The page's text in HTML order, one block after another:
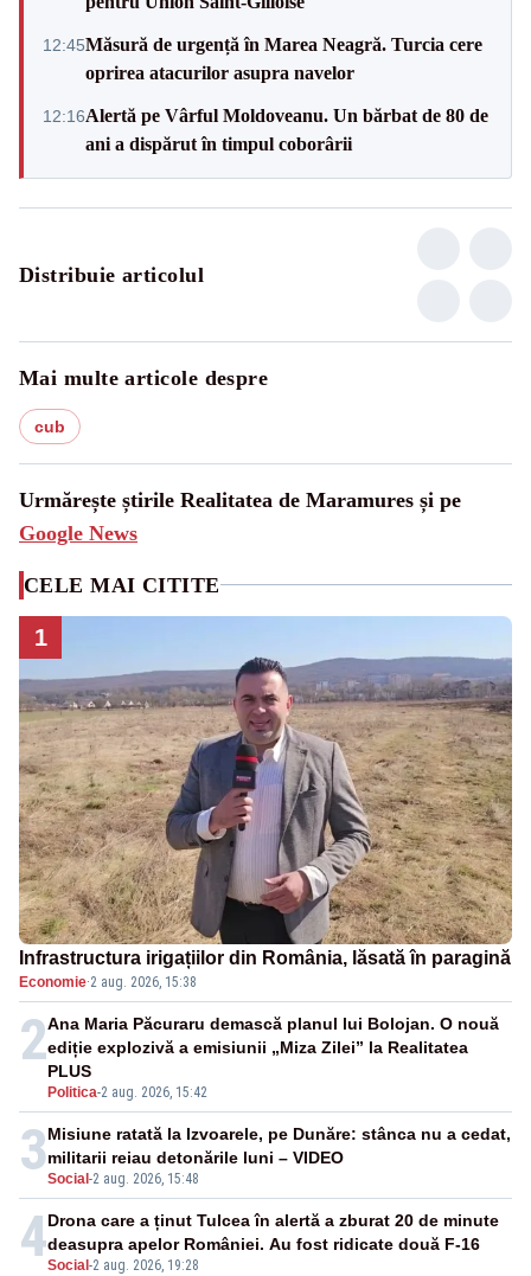
12:45Măsură de urgență în Marea Neagră. Turcia cere
oprirea atacurilor asupra navelor
12:16Alertă pe Vârful Moldoveanu. Un bărbat de 80 de
ani a dispărut în timpul coborârii
Distribuie articolul
Mai multe articole despre
cub
Urmărește știrile Realitatea de Maramures și pe
Google News
CELE MAI CITITE
1
Infrastructura irigațiilor din România, lăsată în paragină
Economie·2 aug. 2026, 15:38
2
Politica-2 aug. 2026, 15:42
Ana Maria Păcuraru demască planul lui Bolojan. O nouă
ediție explozivă a emisiunii „Miza Zilei” la Realitatea
PLUS
3Social -2 aug. 2026, 15:48
Misiune ratată la Izvoarele, pe Dunăre: stânca nu a cedat,
militarii reiau detonările luni – VIDEO
4Social -2 aug. 2026, 19:28
Drona care a ținut Tulcea în alertă a zburat 20 de minute
deasupra apelor României. Au fost ridicate două F-16